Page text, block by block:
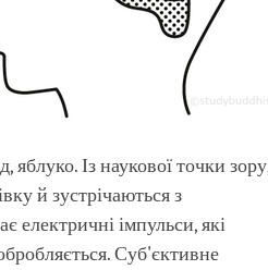
Із наукової точки
й зустрічаються з
електричні імпульси, які
Суб'єктивне